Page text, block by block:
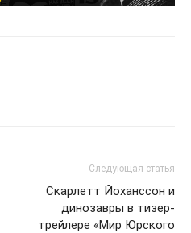
Следующая статья
Скарлетт Йоханссон и
динозавры в тизер-
трейлере «Мир Юрского